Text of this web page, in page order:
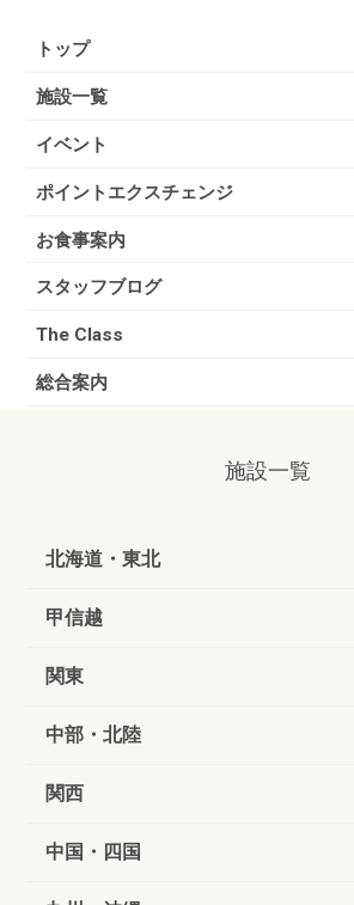
トップ
施設一覧
イベント
ポイントエクスチェンジ
お食事案内
スタッフブログ
The Class
総合案内
施設一覧
北海道・東北
甲信越
関東
中部・北陸
関西
中国・四国